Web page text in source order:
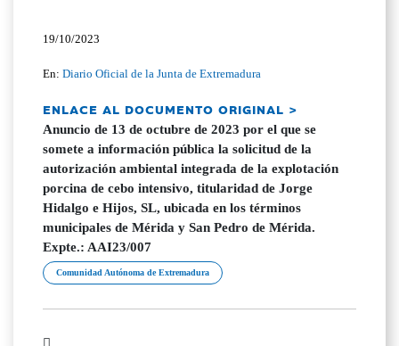
19/10/2023
En:Diario Oficial de la Junta de Extremadura
ENLACE AL DOCUMENTO ORIGINAL >
Anuncio de 13 de octubre de 2023 por el que se
somete a información pública la solicitud de la
autorización ambiental integrada de la explotación
porcina de cebo intensivo, titularidad de Jorge
Hidalgo e Hijos, SL, ubicada en los términos
municipales de Mérida y San Pedro de Mérida.
Expte.: AAI23/007
Comunidad Autónoma de Extremadura